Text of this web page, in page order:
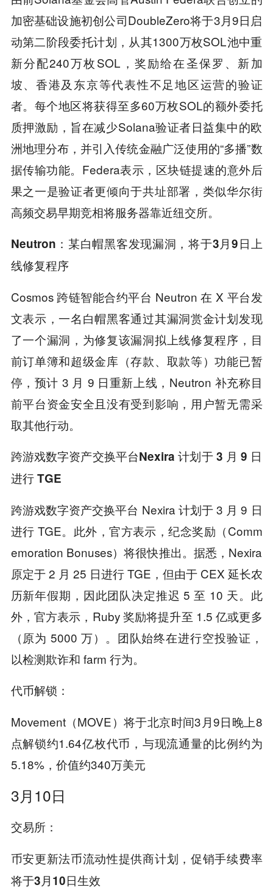
加密基础设施初创公司DoubleZero将于3月9日启
动第二阶段委托计划，从其1300万枚SOL池中重
新分配240万枚SOL，奖励给在圣保罗、新加
坡、香港及东京等代表性不足地区运营的验证
者。每个地区将获得至多60万枚SOL的额外委托
质押激励，旨在减少Solana验证者日益集中的欧
洲地理分布，并引入传统金融广泛使用的“多播”数
据传输功能。Federa表示，区块链提速的意外后
果之一是验证者更倾向于共址部署，类似华尔街
高频交易早期竞相将服务器靠近纽交所。
Neutron：某白帽黑客发现漏洞，将于3月9日上
线修复程序
Cosmos 跨链智能合约平台 Neutron 在 X 平台发
文表示，一名白帽黑客通过其漏洞赏金计划发现
了一个漏洞，为修复该漏洞拟上线修复程序，目
前订单簿和超级金库（存款、取款等）功能已暂
停，预计 3 月 9 日重新上线，Neutron 补充称目
前平台资金安全且没有受到影响，用户暂无需采
取其他行动。
跨游戏数字资产交换平台Nexira 计划于 3 月 9 日
进行 TGE
跨游戏数字资产交换平台 Nexira 计划于 3 月 9 日
进行 TGE。此外，官方表示，纪念奖励（Comm
emoration Bonuses）将很快推出。据悉，Nexira
原定于 2 月 25 日进行 TGE，但由于 CEX 延长农
历新年假期，因此团队决定推迟 5 至 10 天。此
外，官方表示，Ruby 奖励将提升至 1.5 亿或更多
（原为 5000 万）。团队始终在进行空投验证，
以检测欺诈和 farm 行为。
代币解锁：
Movement（MOVE）将于北京时间3月9日晚上8
点解锁约1.64亿枚代币，与现流通量的比例约为
5.18%，价值约340万美元
3月10日
交易所：
币安更新法币流动性提供商计划，促销手续费率
将于3月10日生效